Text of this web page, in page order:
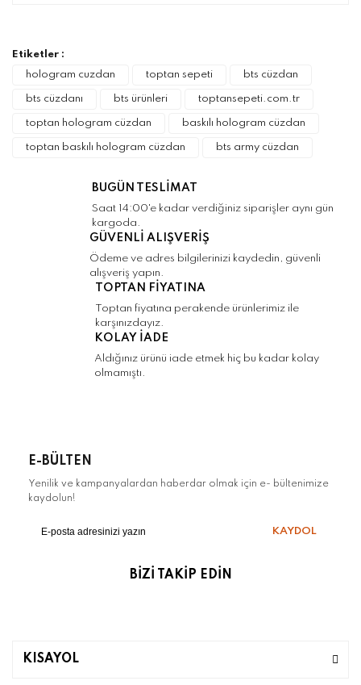
Görüş ve önerileriniz için teşekkür ederiz.
Ürün resmi kalitesiz, bozuk veya
Ürün açıklamasında eksik bilgiler bulunuyor.
Ürün bilgilerinde hatalar bulunuyor.
Gönder
Etiketler :
hologram cuzdan
toptan sepeti bts cüzdan
bts cüzdanı bts ürünleri toptansepeti.com.tr
toptan hologram cüzdan baskılı hologram cüzdan
toptan baskılı hologram cüzdan bts army cüzdan
BUGÜN TESLİMAT
Saat 14:00'e kadar verdiğiniz siparişler aynı gün
kargoda.
GÜVENLİ ALIŞVERİŞ
Ödeme ve adres bilgilerinizi kaydedin, güvenli
alışveriş yapın.
TOPTAN FİYATINA
Toptan fiyatına perakende ürünlerimiz ile
karşınızdayız.
KOLAY İADE
Aldığınız ürünü iade etmek hiç bu kadar kolay
olmamıştı.
E-BÜLTEN
Yenilik ve kampanyalardan haberdar olmak için e- bültenimize
kaydolun!
KAYDOL
BİZİ TAKİP EDİN
KISAYOL